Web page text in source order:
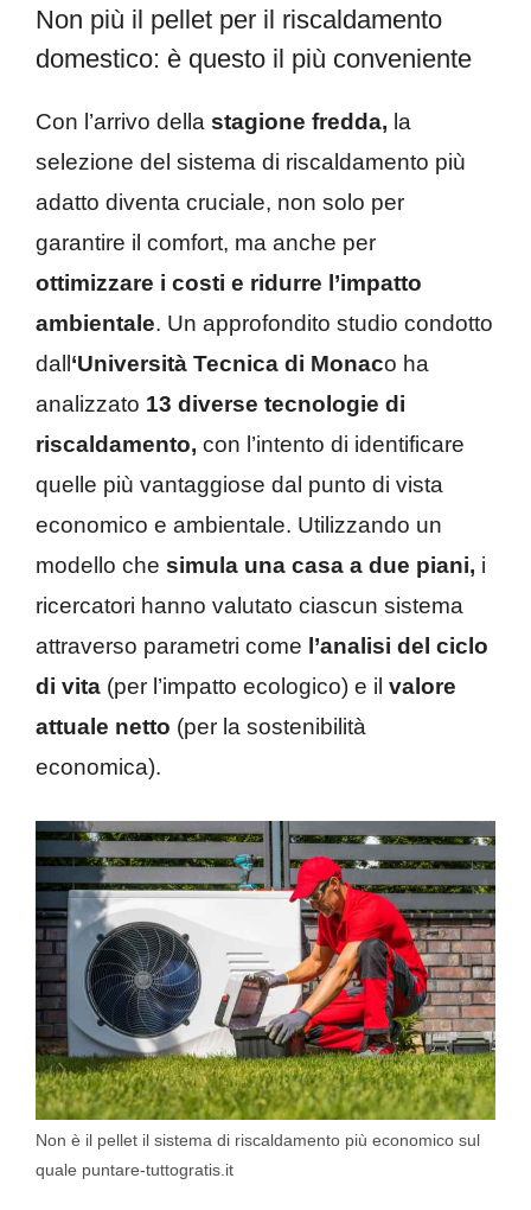
Non più il pellet per il riscaldamento
domestico: è questo il più conveniente
Con l’arrivo della stagione fredda, la
selezione del sistema di riscaldamento più
adatto diventa cruciale, non solo per
garantire il comfort, ma anche per
ottimizzare i costi e ridurre l’impatto
ambientale. Un approfondito studio condotto
dall‘Università Tecnica di Monaco ha
analizzato 13 diverse tecnologie di
riscaldamento, con l’intento di identificare
quelle più vantaggiose dal punto di vista
economico e ambientale. Utilizzando un
modello che simula una casa a due piani, i
ricercatori hanno valutato ciascun sistema
attraverso parametri come l’analisi del ciclo
di vita (per l’impatto ecologico) e il valore
attuale netto (per la sostenibilità
economica).
Non è il pellet il sistema di riscaldamento più economico sul
quale puntare-tuttogratis.it